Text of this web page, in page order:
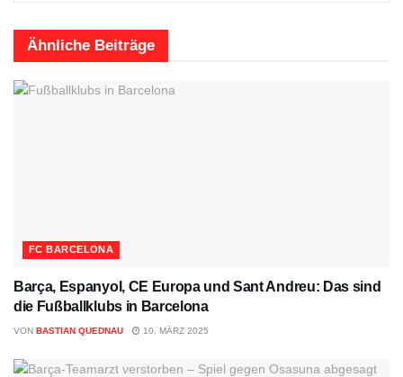
Ähnliche Beiträge
FC BARCELONA
Barça, Espanyol, CE Europa und Sant Andreu: Das sind
die Fußballklubs in Barcelona
VON BASTIAN QUEDNAU 10. MÄRZ 2025